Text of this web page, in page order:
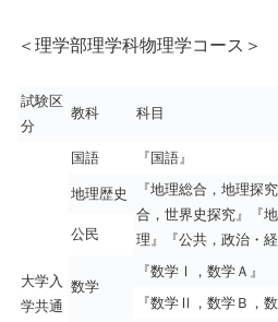
＜理学部理学科物理学コース＞
試験区
分
教科 科目
大学入
学共通
国語 『国語』
地理歴史
『地理総合，地理探
合，世界史探究』『
理』『公共，政治・
公民
数学
『数学Ⅰ，数学Ａ』
『数学Ⅱ，数学Ｂ，数